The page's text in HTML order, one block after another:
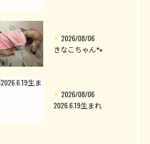
2026/08/06
きなこちゃん🐾
2026/08/06
2026.6.19生まれ